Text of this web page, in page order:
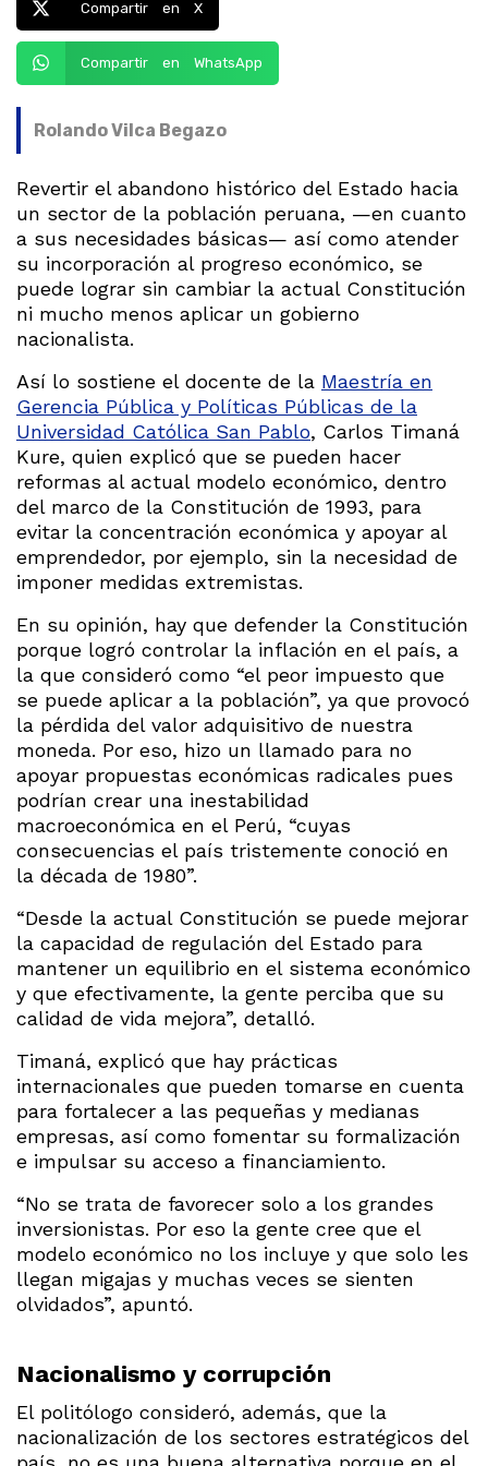
Compartir en X
Compartir en WhatsApp
Rolando Vilca Begazo
Revertir el abandono histórico del Estado hacia
un sector de la población peruana, —en cuanto
a sus necesidades básicas— así como atender
su incorporación al progreso económico, se
puede lograr sin cambiar la actual Constitución
ni mucho menos aplicar un gobierno
nacionalista.
Así lo sostiene el docente de la Maestría en
Gerencia Pública y Políticas Públicas de la
Universidad Católica San Pablo, Carlos Timaná
Kure, quien explicó que se pueden hacer
reformas al actual modelo económico, dentro
del marco de la Constitución de 1993, para
evitar la concentración económica y apoyar al
emprendedor, por ejemplo, sin la necesidad de
imponer medidas extremistas.
En su opinión, hay que defender la Constitución
porque logró controlar la inflación en el país, a
la que consideró como “el peor impuesto que
se puede aplicar a la población”, ya que provocó
la pérdida del valor adquisitivo de nuestra
moneda. Por eso, hizo un llamado para no
apoyar propuestas económicas radicales pues
podrían crear una inestabilidad
macroeconómica en el Perú, “cuyas
consecuencias el país tristemente conoció en
la década de 1980”.
“Desde la actual Constitución se puede mejorar
la capacidad de regulación del Estado para
mantener un equilibrio en el sistema económico
y que efectivamente, la gente perciba que su
calidad de vida mejora”, detalló.
Timaná, explicó que hay prácticas
internacionales que pueden tomarse en cuenta
para fortalecer a las pequeñas y medianas
empresas, así como fomentar su formalización
e impulsar su acceso a financiamiento.
“No se trata de favorecer solo a los grandes
inversionistas. Por eso la gente cree que el
modelo económico no los incluye y que solo les
llegan migajas y muchas veces se sienten
olvidados”, apuntó.
Nacionalismo y corrupción
El politólogo consideró, además, que la
nacionalización de los sectores estratégicos del